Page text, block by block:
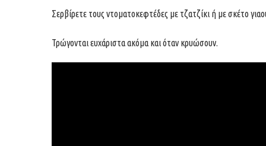
Σερβίρετε τους ντοματοκεφτέδες με τζατζίκι ή με σκέτο
Τρώγονται ευχάριστα ακόμα και όταν κρυώσουν.